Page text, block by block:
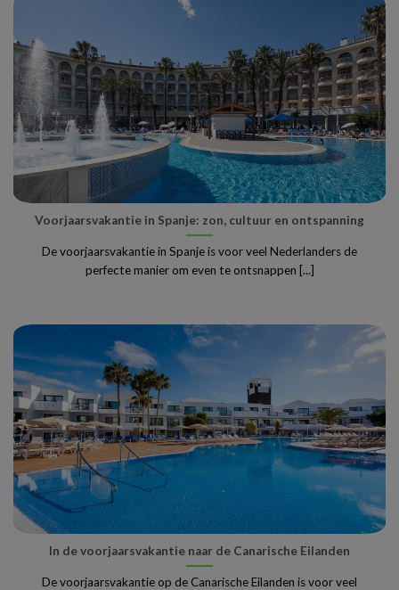
Voorjaarsvakantie in Spanje: zon, cultuur en ontspanning
De voorjaarsvakantie in Spanje is voor veel Nederlanders de
perfecte manier om even te ontsnappen [...]
In de voorjaarsvakantie naar de Canarische Eilanden
De voorjaarsvakantie op de Canarische Eilanden is voor veel